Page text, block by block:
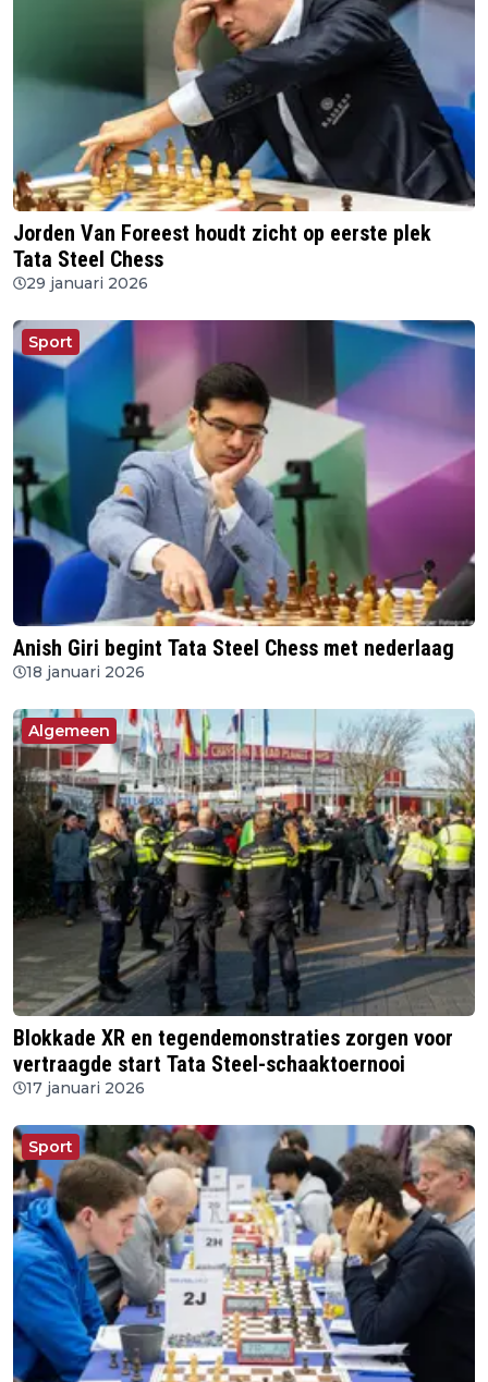
Jorden Van Foreest houdt zicht op eerste plek
Tata Steel Chess
29 januari 2026
Sport
Anish Giri begint Tata Steel Chess met nederlaag
18 januari 2026
Algemeen
Blokkade XR en tegendemonstraties zorgen voor
vertraagde start Tata Steel-schaaktoernooi
17 januari 2026
Sport